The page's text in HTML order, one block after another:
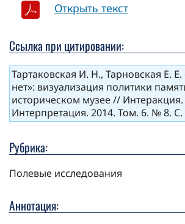
Открыть текст
Ссылка при цитировании:
Тартаковская И. Н., Тарновская Е.
нет»: визуализация политики
историческом музее //
Интерпретация. 2014. Том. 6. № 8. С.
Рубрика:
Полевые исследования
Аннотация: